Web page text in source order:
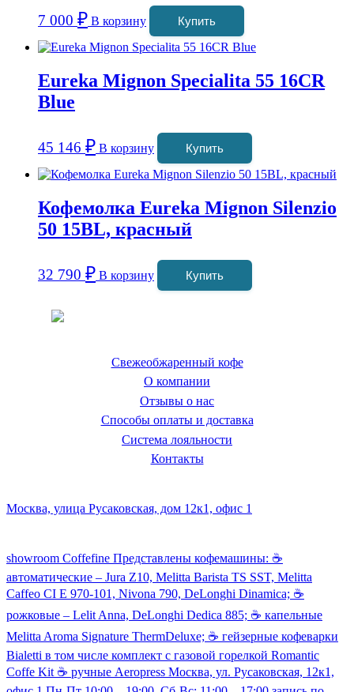
7 000 ₽ В корзину Купить
Eureka Mignon Specialita 55 16CR
Blue
45 146 ₽ В корзину Купить
Кофемолка Eureka Mignon Silenzio
50 15BL, красный
32 790 ₽ В корзину Купить
Свежеобжаренный кофе
О компании
Отзывы о нас
Способы оплаты и доставка
Система лояльности
Контакты
Москва, улица Русаковская, дом 12к1, офис 1
showroom Coffefine Представлены кофемашины: ☕️
автоматические – Jura Z10, Melitta Barista TS SST, Melitta
Caffeo CI Е 970-101, Nivona 790, DeLonghi Dinamica; ☕️
рожковые – Lelit Anna, DeLonghi Dedica 885; ☕️ капельные
Melitta Aroma Signature ThermDeluxe; ☕️ гейзерные кофеварки
Bialetti в том числе комплект с газовой горелкой Romantic
Coffe Kit ☕️ ручные Aeropress Москва, ул. Русаковская, 12к1,